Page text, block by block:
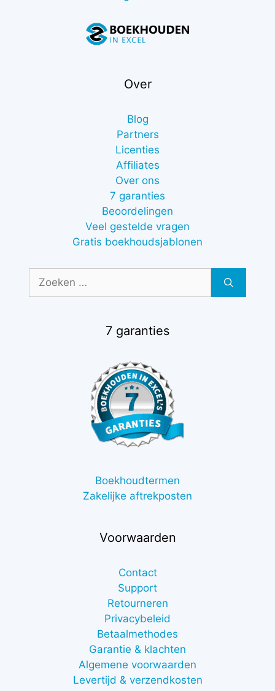
Over
Blog
Partners
Licenties
Affiliates
Over ons
7 garanties
Beoordelingen
Veel gestelde vragen
Gratis boekhoudsjablonen
Zoek
7 garanties
Boekhoudtermen
Zakelijke aftrekposten
Voorwaarden
Contact
Support
Retourneren
Privacybeleid
Betaalmethodes
Garantie & klachten
Algemene voorwaarden
Levertijd & verzendkosten